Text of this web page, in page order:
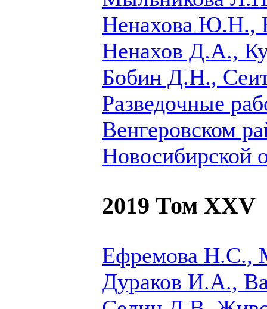
Ненахова Ю.Н.,
Ненахов Д.А.,
Бобин Д.Н.,
Разведочные
Венгеровском
Новосибирской
2019 Том XXV
Ефремова Н.С.,
Дураков И.А.,